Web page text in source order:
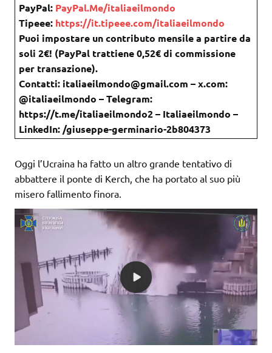
PayPal: PayPal.Me/italiaeilmondo
Tipeee: https://it.tipeee.com/italiaeilmondo
Puoi impostare un contributo mensile a partire da
soli 2€! (PayPal trattiene 0,52€ di commissione
per transazione).
Contatti: italiaeilmondo@gmail.com – x.com:
@italiaeilmondo – Telegram:
https://t.me/italiaeilmondo2 – Italiaeilmondo –
LinkedIn: /giuseppe-germinario-2b804373
Oggi l’Ucraina ha fatto un altro grande tentativo di
abbattere il ponte di Kerch, che ha portato al suo più
misero fallimento finora.